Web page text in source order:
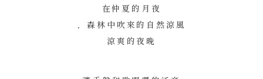
在仲夏的月夜
，森林中吹來的自然涼風
涼爽的夜晚